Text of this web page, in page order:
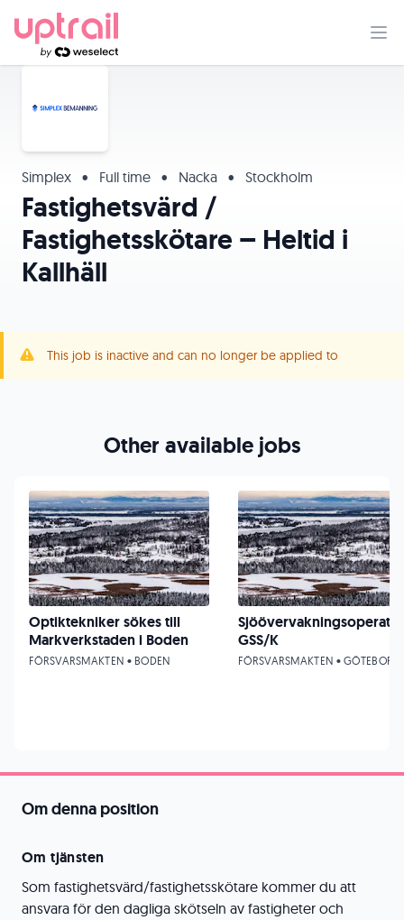
Simplex • Full time • Nacka • Stockholm
Fastighetsvärd /
Fastighetsskötare – Heltid i
Kallhäll
This job is inactive and can no longer be applied to
Om denna position
Om tjänsten
Som fastighetsvärd/fastighetsskötare kommer du att
ansvara för den dagliga skötseln av fastigheter och
Other available jobs
Optiktekniker sökes till
Markverkstaden i Boden
FÖRSVARSMAKTEN • BODEN
Sjöövervakningsoperatör
GSS/K
FÖRSVARSMAKTEN • GÖTEBORG